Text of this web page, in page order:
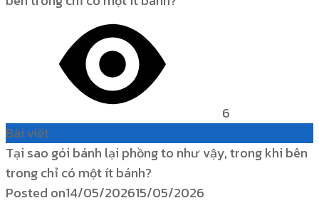
6
Bài viết
Tại sao gói bánh lại phồng to như vậy, trong khi bên
trong chỉ có một ít bánh?
Posted on14/05/202615/05/2026